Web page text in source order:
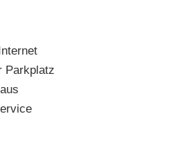
Parkplatz